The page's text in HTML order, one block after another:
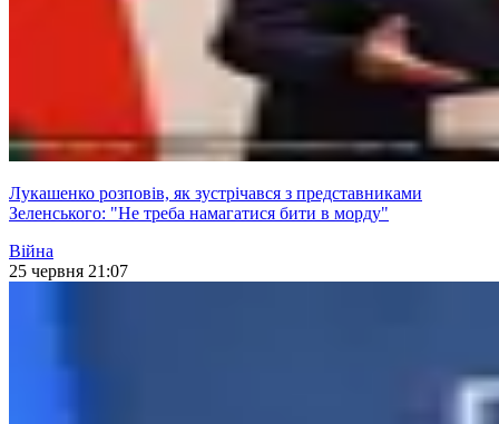
Лукашенко розповів, як зустрічався з представниками
Зеленського: "Не треба намагатися бити в морду"
Війна
25 червня 21:07